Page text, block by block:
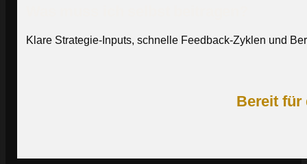
Klare Strategie-Inputs, schnelle Feedback-Zyklen und
Bereit für